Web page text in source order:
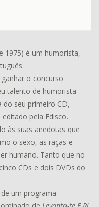
1975) é um humorista,
o concurso
talento de humorista
do seu primeiro CD,
pela Edisco.
às suas anedotas que
o sexo, as raças e
humano. Tanto que no
CDs e dois DVDs do
um programa